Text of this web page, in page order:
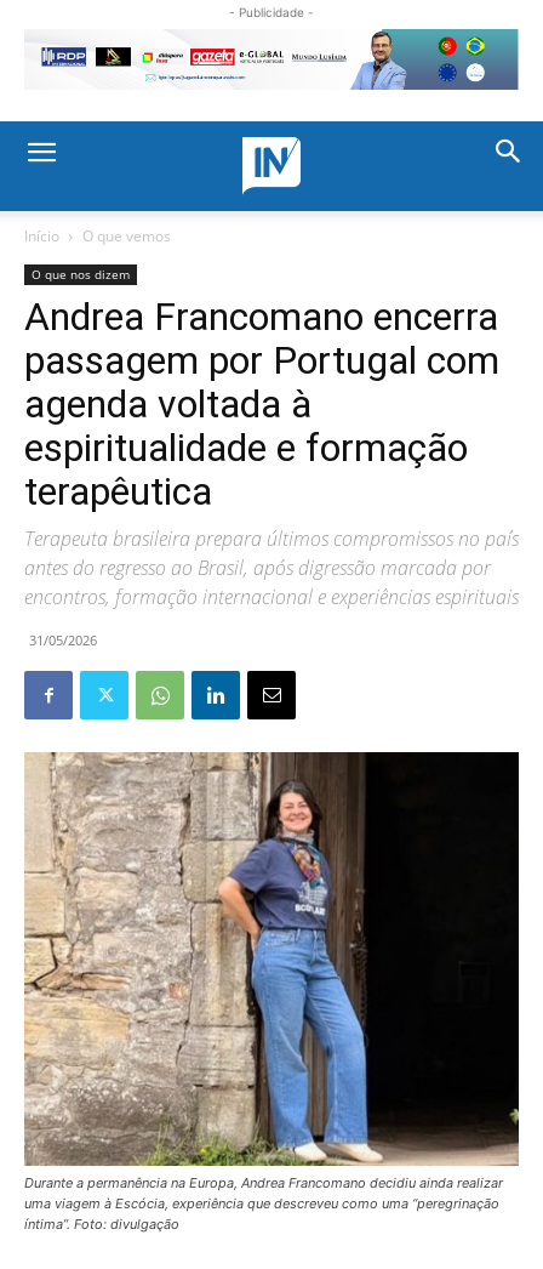
- Publicidade -
Início O que vemos
O que nos dizem
Andrea Francomano encerra
passagem por Portugal com
agenda voltada à
espiritualidade e formação
terapêutica
Terapeuta brasileira prepara últimos compromissos no país
antes do regresso ao Brasil, após digressão marcada por
encontros, formação internacional e experiências espirituais
31/05/2026
Durante a permanência na Europa, Andrea Francomano decidiu ainda realizar
uma viagem à Escócia, experiência que descreveu como uma “peregrinação
íntima”. Foto: divulgação